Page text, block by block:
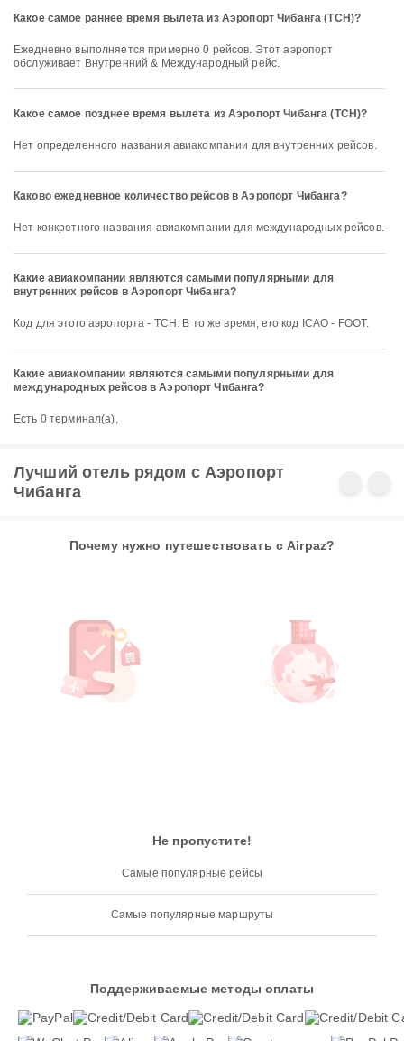
Какое самое раннее время вылета из Аэропорт Чибанга (TCH)?
Ежедневно выполняется примерно 0 рейсов. Этот аэропорт
обслуживает Внутренний & Международный рейс.
Какое самое позднее время вылета из Аэропорт Чибанга (TCH)?
Нет определенного названия авиакомпании для внутренних рейсов.
Каково ежедневное количество рейсов в Аэропорт Чибанга?
Нет конкретного названия авиакомпании для международных рейсов.
Какие авиакомпании являются самыми популярными для
внутренних рейсов в Аэропорт Чибанга?
Код для этого аэропорта - TCH. В то же время, его код ICAO - FOOT.
Какие авиакомпании являются самыми популярными для
международных рейсов в Аэропорт Чибанга?
Есть 0 терминал(а),
Лучший отель рядом с Аэропорт
Чибанга
Почему нужно путешествовать с Airpaz?
Не пропустите!
Самые популярные рейсы
Самые популярные маршруты
Поддерживаемые методы оплаты